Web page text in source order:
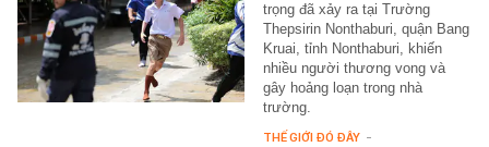
trọng đã xảy ra tại Trường
Thepsirin Nonthaburi, quận Bang
Kruai, tỉnh Nonthaburi, khiến
nhiều người thương vong và
gây hoảng loạn trong nhà
trường.
THẾ GIỚI ĐÓ ĐÂY -